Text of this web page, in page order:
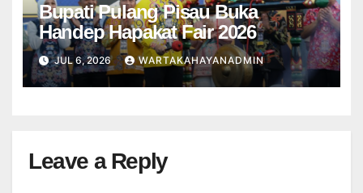
Bupati Pulang Pisau Buka
Handep Hapakat Fair 2026
JUL 6, 2026 WARTAKAHAYANADMIN
Leave a Reply